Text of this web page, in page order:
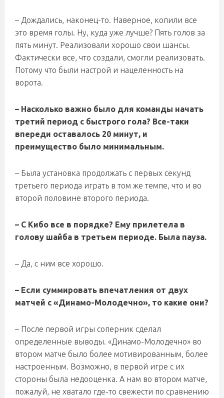
– Дождались, наконец-то. Наверное, копили все
это время голы. Ну, куда уже лучше? Пять голов за
пять минут. Реализовали хорошо свои шансы.
Фактически все, что создали, смогли реализовать.
Потому что были настрой и нацеленность на
ворота.
– Насколько важно было для команды начать
третий период с быстрого гола? Все-таки
впереди оставалось 20 минут, и
преимущество было минимальным.
– Была установка продолжать с первых секунд
третьего периода играть в том же темпе, что и во
второй половине второго периода.
– С Кибо все в порядке? Ему прилетела в
голову шайба в третьем периоде. Была пауза.
– Да, с ним все хорошо.
– Если суммировать впечатления от двух
матчей с «Динамо-Молодечно», то какие они?
– После первой игры соперник сделал
определенные выводы. «Динамо-Молодечно» во
втором матче было более мотивированным, более
настроенным. Возможно, в первой игре с их
стороны была недооценка. А нам во втором матче,
пожалуй, не хватало где-то свежести по сравнению